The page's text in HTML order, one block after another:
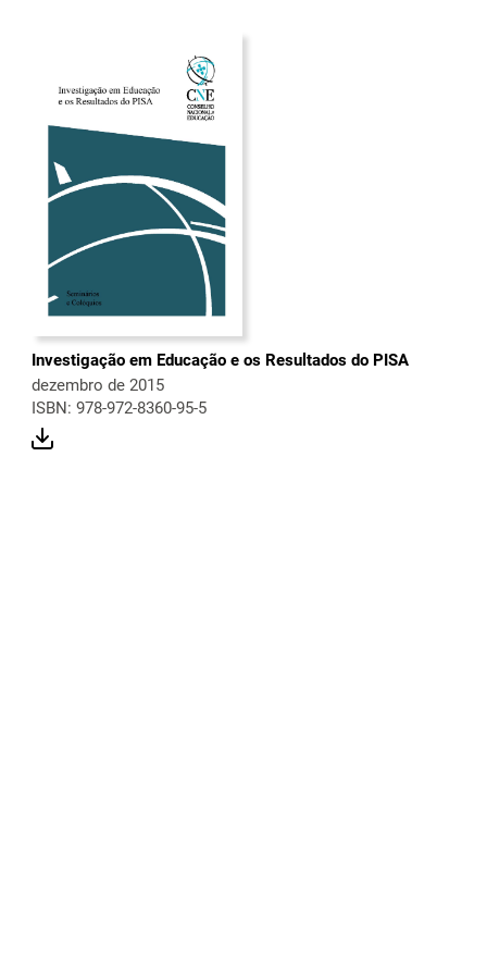
Investigação em Educação e os Resultados do PISA
dezembro de 2015
ISBN: 978-972-8360-95-5